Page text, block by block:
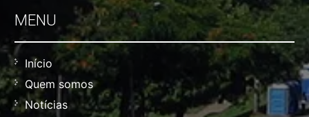
MENU
Início
Quem somos
Notícias